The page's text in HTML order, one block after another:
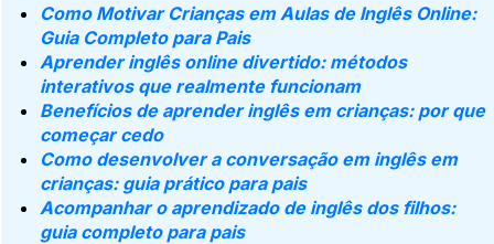
Como Motivar Crianças em Aulas de Inglês Online:
Guia Completo para Pais
Aprender inglês online divertido: métodos
interativos que realmente funcionam
Benefícios de aprender inglês em crianças: por que
começar cedo
Como desenvolver a conversação em inglês em
crianças: guia prático para pais
Acompanhar o aprendizado de inglês dos filhos:
guia completo para pais